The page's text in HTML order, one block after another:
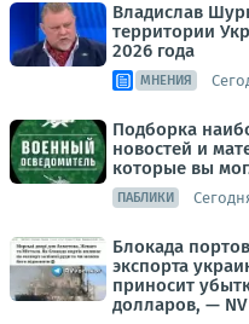
Владислав
территории
2026 года
МНЕНИЯ
Подборка
новостей и
которые вы
ПАБЛИКИ
Блокада
экспорта
приносит
долларов, — NV